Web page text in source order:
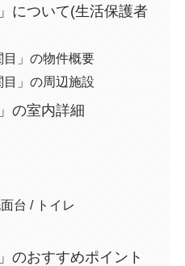
について(生活保護者
目」の物件概要
目」の周辺施設
の室内詳細
台 / トイレ
のおすすめポイント